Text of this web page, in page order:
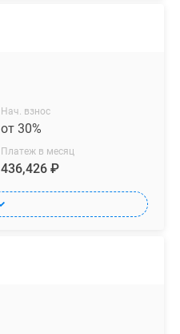
Нач. взнос
от 30%
Платеж в месяц
436,426 ₽